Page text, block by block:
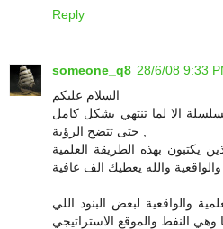
Reply
someone_q8 28/6/08 9:33
السلام عليكم
الا لما تنتهي بشكل كامل
يكتبون بهذه الطريقة العلمية
والواقعية والله يعطيك الف عافية
والواقعية لبعض البنود اللي
وهي النفط والموقع الاستراتيجي